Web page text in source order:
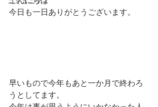
今日も一日ありがとうございます。
早いもので今年もあと一か月で終わろ
うとしてます。